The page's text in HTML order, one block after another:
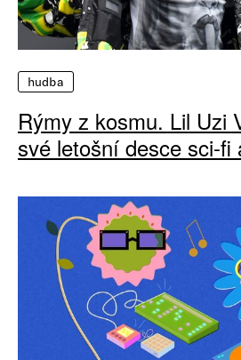
hudba
Rýmy z kosmu. Lil Uzi
své letošní desce sci-fi